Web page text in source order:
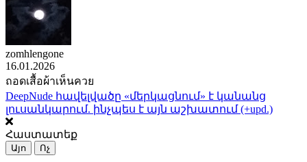
zomhlengone
16.01.2026
ถอดเสื้อผ้าเห็นควย
DeepNude հավելվածը «մերկացնում» է կանանց
լուսանկարում. ինչպես է այն աշխատում (+upd.)
Հաստատեք
Այո Ոչ